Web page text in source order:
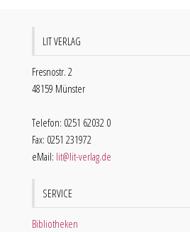
LIT VERLAG
Fresnostr. 2
48159 Münster
Telefon: 0251 62032 0
Fax: 0251 231972
eMail: lit@lit-verlag.de
SERVICE
Bibliotheken